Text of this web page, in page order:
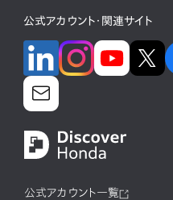
公式アカウント・関連サイト
公式アカウント一覧